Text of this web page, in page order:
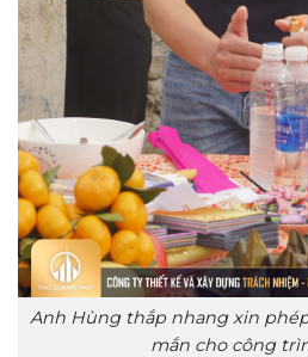
Anh Hùng thắp nhang xin
mắn cho công